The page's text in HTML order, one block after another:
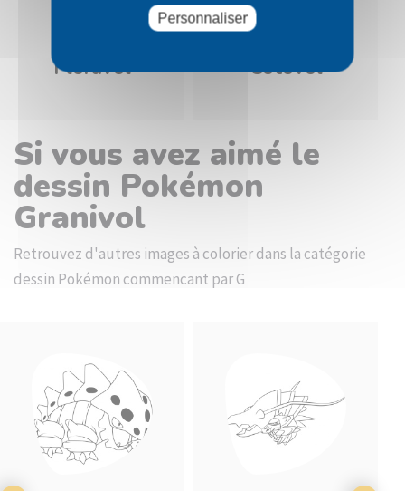
Floravol
Cotovol
Si vous avez aimé le
dessin Pokémon
Granivol
Retrouvez d'autres images à colorier dans la catégorie
dessin Pokémon commencant par G
Personnaliser